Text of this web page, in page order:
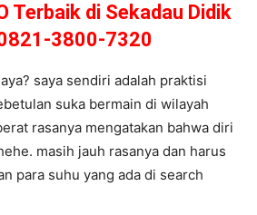
Terbaik di Sekadau Didik
3800-7320
saya sendiri adalah praktisi
suka bermain di wilayah
rasanya mengatakan bahwa diri
masih jauh rasanya dan harus
para suhu yang ada di search